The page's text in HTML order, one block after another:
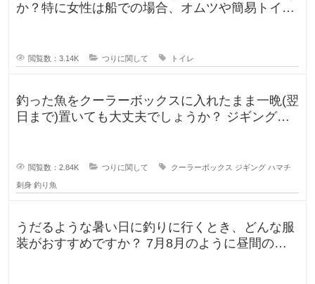
か？特に女性は船での場合、オムツや簡易トイレ
閲覧数：3.14K つりに関して トイレ
釣った魚をクーラーボックスに入れたまま一晩(翌
日まで)置いても大丈夫でしょうか？ ジギングに
閲覧数：2.84K つりに関して クーラーボックス ジギング ハマチ
刺身 釣り魚
うだるような暑い日に釣りに行くとき、どんな服
装がおすすめですか？ 7月8月のように昼間の気